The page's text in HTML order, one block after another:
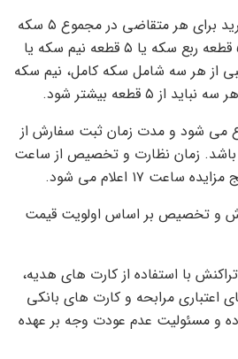
حداکثر حجم سفارش و خرید برای هر متقاضی در مجموع ۵ سکه
می باشد. این می تواند ۵ قطعه ربع سکه یا ۵ قطعه نیم سکه یا
از هر سه شامل سکه کامل، نیم سکه
۵ قطعه بیشتر شود.
ساعت ۱۲ شروع می شود و مدت زمان ثبت سفارش از
الی ۱۵:۰۰ می باشد. زمان نظارت و تخصیص از ساعت
و تخصیص بر اساس اولویت قیمت
با استفاده از کارت های هدیه،
اعتباری مرابحه و کارت های بانکی
و مسئولیت عدم عودت وجه بر عهده